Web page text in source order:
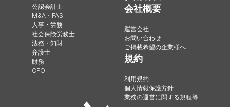
公認会計士
M&A・FAS
人事・労務
社会保険労務士
法務・知財
弁護士
財務
CFO
会社概要
運営会社
お問い合わせ
ご掲載希望の企業様へ
規約
利用規約
個人情報保護方針
業務の運営に関する規程等